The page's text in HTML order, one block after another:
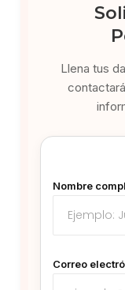
Llena tus
Nombre
Correo